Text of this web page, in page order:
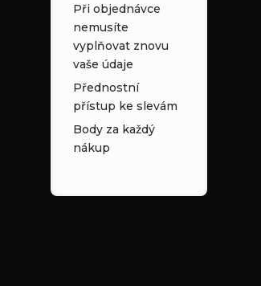
Při objednávce
nemusíte
vyplňovat znovu
vaše údaje
Přednostní
přístup ke slevám
Body za každý
nákup